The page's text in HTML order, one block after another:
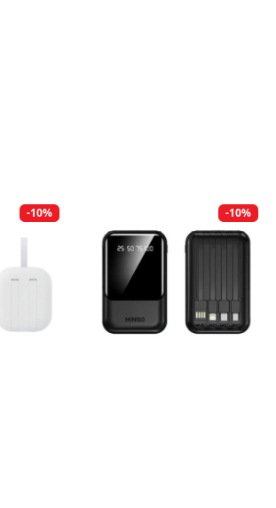
-10% -10%